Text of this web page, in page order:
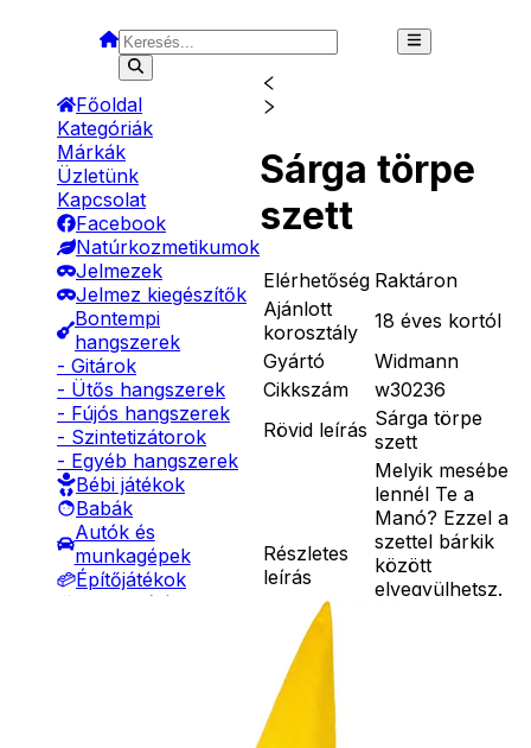
Főoldal
Kategóriák
Márkák
Üzletünk
Kapcsolat
Facebook
Natúrkozmetikumok
Jelmezek
Jelmez kiegészítők
Bontempi
hangszerek
- Gitárok
- Ütős hangszerek
- Fújós hangszerek
- Szintetizátorok
- Egyéb hangszerek
Bébi játékok
Babák
Autók és
munkagépek
Építőjátékok
Szerepjátékok
Sárga törpe
szett
Elérhetőség Raktáron
Ajánlott
korosztály
18 éves kortól
Gyártó
Widmann
Cikkszám
w30236
Rövid leírás Sárga törpe
szett
Részletes
leírás
Melyik mesébe
lennél Te a
Manó? Ezzel a
szettel bárkik
között
elvegyülhetsz.
Ár
Darab